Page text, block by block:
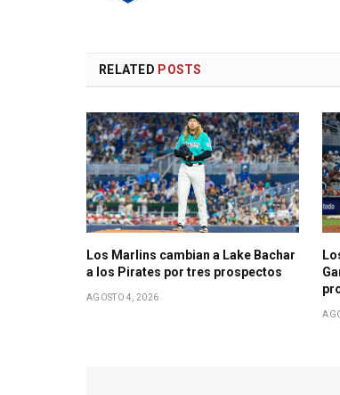
RELATED POSTS
Los Marlins cambian a Lake Bachar
a los Pirates por tres prospectos
AGOSTO 4, 2026